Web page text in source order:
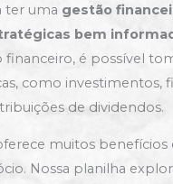
ter uma gestão
bem
é possível
como investimentos,
de dividendos.
muitos
Nossa planilha